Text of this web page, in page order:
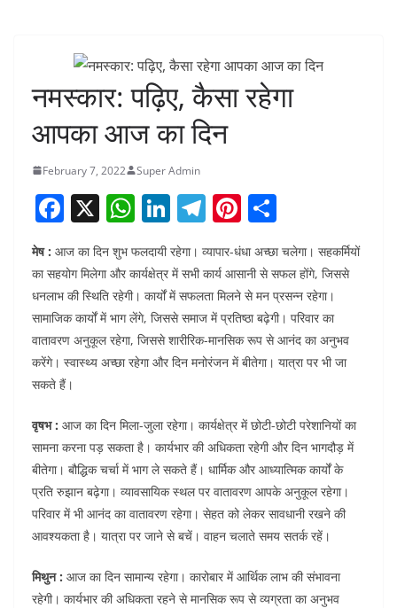
नमस्कार: पढ़िए, कैसा रहेगा
आपका आज का दिन
February 7, 2022 Super Admin
F
c
e
b
o
o
X W
at
s
A
p
p
Li
n
k
e
dI
n
T
e
gr
a
m
Pi
er
e
st
h
ar
e
मेष : आज का दिन शुभ फलदायी रहेगा। व्यापार-धंधा अच्छा चलेगा। सहकर्मियों
का सहयोग मिलेगा और कार्यक्षेत्र में सभी कार्य आसानी से सफल होंगे, जिससे
धनलाभ की स्थिति रहेगी। कार्यों में सफलता मिलने से मन प्रसन्न रहेगा।
सामाजिक कार्यों में भाग लेंगे, जिससे समाज में प्रतिष्ठा बढ़ेगी। परिवार का
वातावरण अनुकूल रहेगा, जिससे शारीरिक-मानसिक रूप से आनंद का अनुभव
करेंगे। स्वास्थ्य अच्छा रहेगा और दिन मनोरंजन में बीतेगा। यात्रा पर भी जा
सकते हैं।
वृषभ : आज का दिन मिला-जुला रहेगा। कार्यक्षेत्र में छोटी-छोटी परेशानियों का
सामना करना पड़ सकता है। कार्यभार की अधिकता रहेगी और दिन भागदौड़ में
बीतेगा। बौद्धिक चर्चा में भाग ले सकते हैं। धार्मिक और आध्यात्मिक कार्यों के
प्रति रुझान बढ़ेगा। व्यावसायिक स्थल पर वातावरण आपके अनुकूल रहेगा।
परिवार में भी आनंद का वातावरण रहेगा। सेहत को लेकर सावधानी रखने की
आवश्यकता है। यात्रा पर जाने से बचें। वाहन चलाते समय सतर्क रहें।
मिथुन : आज का दिन सामान्य रहेगा। कारोबार में आर्थिक लाभ की संभावना
रहेगी। कार्यभार की अधिकता रहने से मानसिक रूप से व्यग्रता का अनुभव